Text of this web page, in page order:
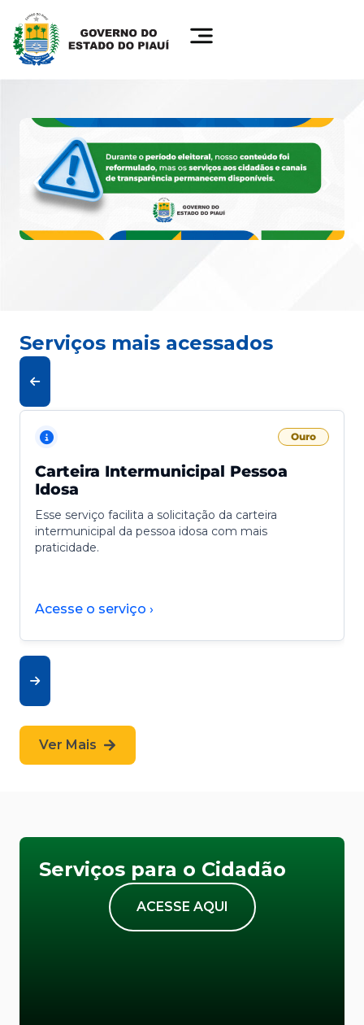
Serviços mais acessados
Ouro
Carteira Intermunicipal Pessoa
Idosa
Esse serviço facilita a solicitação da carteira
intermunicipal da pessoa idosa com mais
praticidade.
Acesse o serviço ›
Ver Mais
Serviços para o Cidadão
ACESSE AQUI